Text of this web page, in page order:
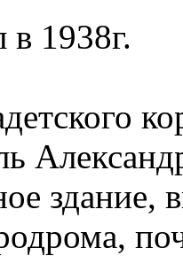
в 1938г.
здание,